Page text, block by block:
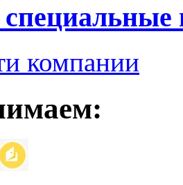
компании